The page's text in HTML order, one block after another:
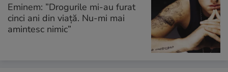
Eminem: ”Drogurile mi-au furat
cinci ani din viață. Nu-mi mai
amintesc nimic”